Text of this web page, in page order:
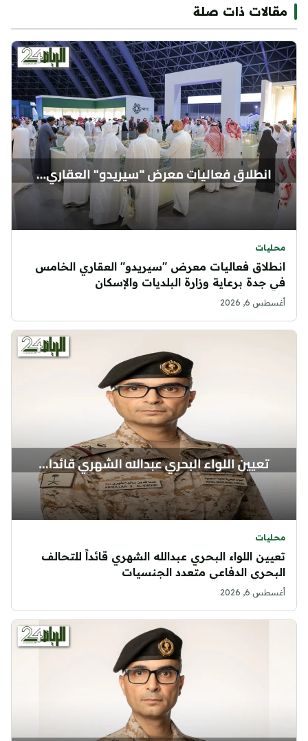
مقالات ذات صلة
محليات
انطلاق فعاليات معرض "سيريدو" العقاري الخامس
في جدة برعاية وزارة البلديات والإسكان
أغسطس 6, 2026
محليات
تعيين اللواء البحري عبدالله الشهري قائداً للتحالف
البحري الدفاعي متعدد الجنسيات
أغسطس 6, 2026